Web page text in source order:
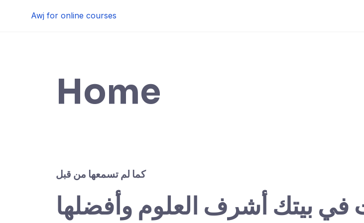
Awj for online courses
Home
كما لم تسمعها من قبل
في بيتك أشرف العلوم وأفضلها